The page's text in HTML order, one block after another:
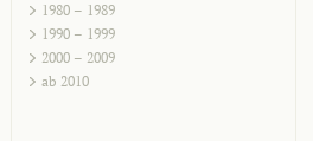
1980 – 1989
1990 – 1999
2000 – 2009
ab 2010